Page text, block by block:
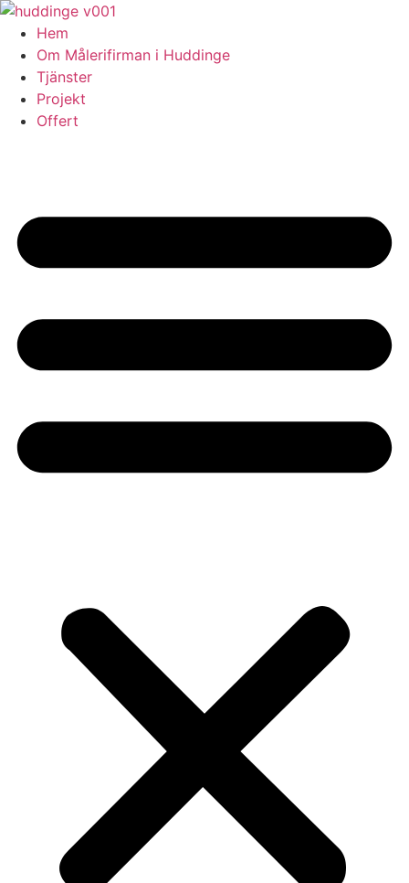
Skip
content
Hem
Om Målerifirman i Huddinge
Tjänster
Projekt
Offert